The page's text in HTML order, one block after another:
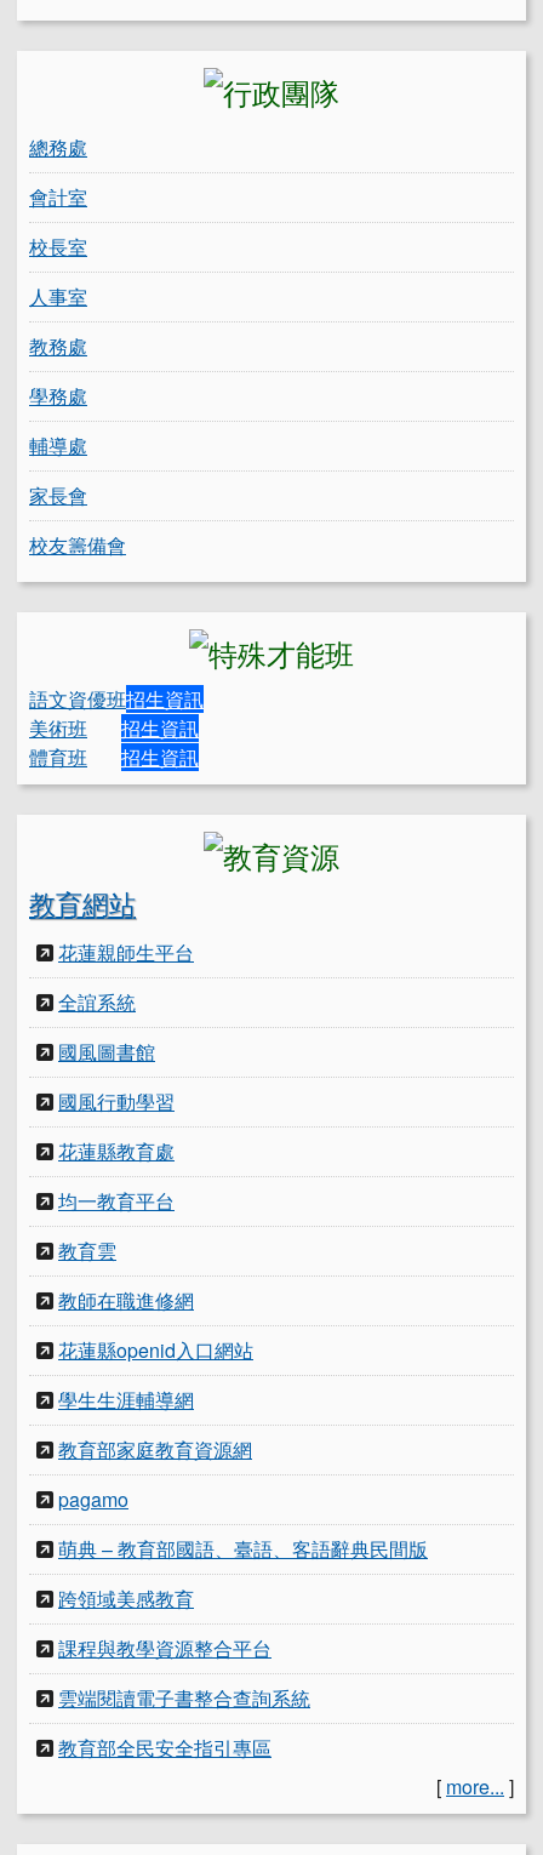
總務處
會計室
校長室
人事室
教務處
學務處
輔導處
家長會
校友籌備會
語文資優班招生資訊
美術班
招生資訊
體育班
招生資訊
教育網站
花蓮親師生平台
全誼系統
國風圖書館
國風行動學習
花蓮縣教育處
均一教育平台
教育雲
教師在職進修網
花蓮縣openid入口網站
學生生涯輔導網
教育部家庭教育資源網
pagamo
萌典 – 教育部國語、臺語、客語辭典民間版
跨領域美感教育
課程與教學資源整合平台
雲端閱讀電子書整合查詢系統
教育部全民安全指引專區
[ more... ]